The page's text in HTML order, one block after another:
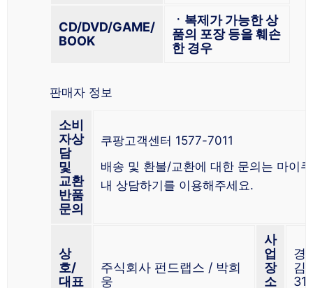
CD/DVD/GAME/
BOOK
ㆍ복제가 가능한 상
품의 포장 등을 훼손
한 경우
판매자 정보
소비
자상
담
및
교환
반품
문의
쿠팡고객센터 1577-7011
배송 및 환불/교환에 대한 문의는 마이
내 상담하기를 이용해주세요.
상
호/
대표
주식회사 펀드랩스 / 박희
웅
사
업
장
소
경
김